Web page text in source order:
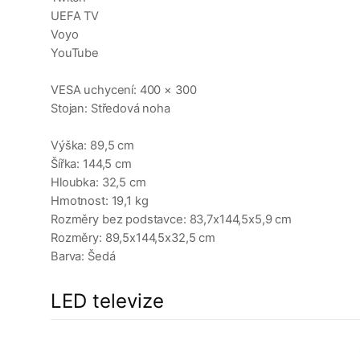
UEFA TV
Voyo
YouTube
VESA uchycení: 400 × 300
Stojan: Středová noha
Výška: 89,5 cm
Šířka: 144,5 cm
Hloubka: 32,5 cm
Hmotnost: 19,1 kg
Rozměry bez podstavce: 83,7x144,5x5,9 cm
Rozměry: 89,5x144,5x32,5 cm
Barva: Šedá
LED televize